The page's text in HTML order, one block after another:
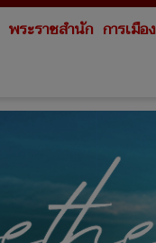
พระราชสำนัก การเมือง